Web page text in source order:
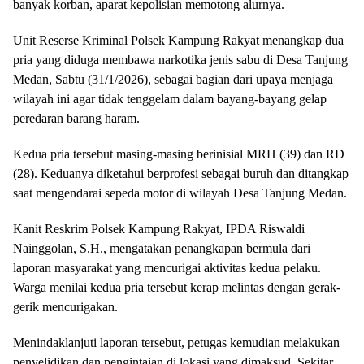
banyak korban, aparat kepolisian memotong alurnya.
Unit Reserse Kriminal Polsek Kampung Rakyat menangkap dua
pria yang diduga membawa narkotika jenis sabu di Desa Tanjung
Medan, Sabtu (31/1/2026), sebagai bagian dari upaya menjaga
wilayah ini agar tidak tenggelam dalam bayang-bayang gelap
peredaran barang haram.
​Kedua pria tersebut masing-masing berinisial MRH (39) dan RD
(28). Keduanya diketahui berprofesi sebagai buruh dan ditangkap
saat mengendarai sepeda motor di wilayah Desa Tanjung Medan.
​Kanit Reskrim Polsek Kampung Rakyat, IPDA Riswaldi
Nainggolan, S.H., mengatakan penangkapan bermula dari
laporan masyarakat yang mencurigai aktivitas kedua pelaku.
Warga menilai kedua pria tersebut kerap melintas dengan gerak-
gerik mencurigakan.
​Menindaklanjuti laporan tersebut, petugas kemudian melakukan